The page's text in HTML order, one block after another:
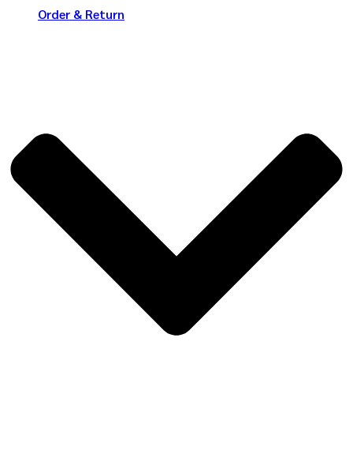
Order & Return